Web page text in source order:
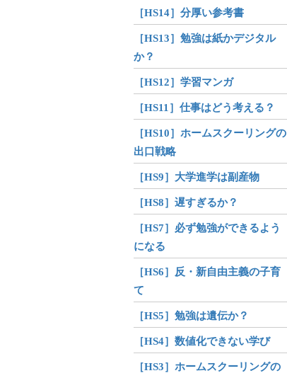
［HS14］分厚い参考書
［HS13］勉強は紙かデジタル
か？
［HS12］学習マンガ
［HS11］仕事はどう考える？
［HS10］ホームスクーリングの
出口戦略
［HS9］大学進学は副産物
［HS8］遅すぎるか？
［HS7］必ず勉強ができるよう
になる
［HS6］反・新自由主義の子育
て
［HS5］勉強は遺伝か？
［HS4］数値化できない学び
［HS3］ホームスクーリングの